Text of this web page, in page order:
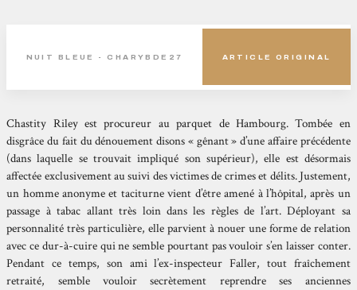
NUIT BLEUE - CHARYBDE27 ARTICLE ORIGINAL
Chastity Riley est procureur au parquet de Hambourg. Tombée en
disgrâce du fait du dénouement disons « gênant » d’une affaire précédente
(dans laquelle se trouvait impliqué son supérieur), elle est désormais
affectée exclusivement au suivi des victimes de crimes et délits. Justement,
un homme anonyme et taciturne vient d’être amené à l’hôpital, après un
passage à tabac allant très loin dans les règles de l’art. Déployant sa
personnalité très particulière, elle parvient à nouer une forme de relation
avec ce dur-à-cuire qui ne semble pourtant pas vouloir s’en laisser conter.
Pendant ce temps, son ami l’ex-inspecteur Faller, tout fraîchement
retraité, semble vouloir secrètement reprendre ses anciennes